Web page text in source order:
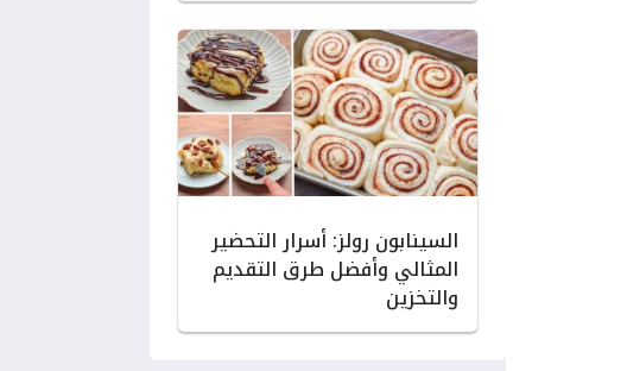
السينابون رولز: أسرار التحضير
المثالي وأفضل طرق التقديم
والتخزين